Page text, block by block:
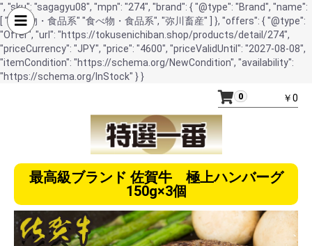
", "sku": "sagagyu08", "mpn": "274", "brand": { "@type": "Brand", "name":
[ "食べ物・食品系" "食べ物・食品系", "弥川畜産" ] }, "offers": { "@type":
"Offer", "url": "https://tokusenichiban.shop/products/detail/274",
"priceCurrency": "JPY", "price": "4600", "priceValidUntil": "2027-08-08",
"itemCondition": "https://schema.org/NewCondition", "availability":
"https://schema.org/InStock" } }
0 ￥0
最高級ブランド 佐賀牛 極上ハンバーグ
150g×3個